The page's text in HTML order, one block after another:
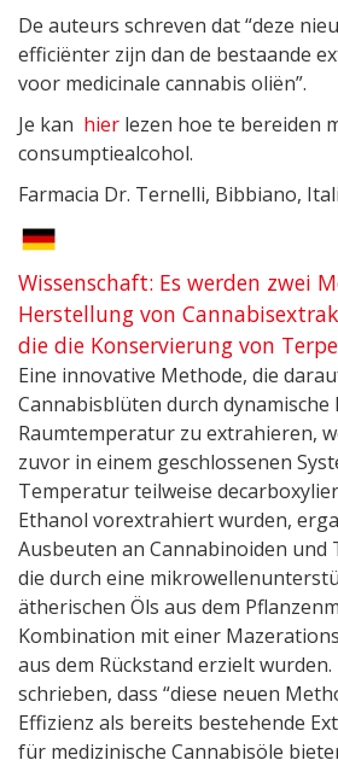
De auteurs schreven dat “deze
efficiënter zijn dan de bestaande
voor medicinale cannabis oliën”.
Je kan hier lezen hoe te bereiden
consumptiealcohol.
Farmacia Dr. Ternelli, Bibbiano,
Wissenschaft: Es werden zwei
Herstellung von
die die Konservierung von
Eine innovative Methode, die
Cannabisblüten durch
Raumtemperatur zu extrahieren,
zuvor in einem geschlossenen
Temperatur teilweise
Ethanol vorextrahiert wurden,
Ausbeuten an Cannabinoiden und
die durch eine
ätherischen Öls aus dem
Kombination mit einer
aus dem Rückstand erzielt
schrieben, dass “diese neuen
Effizienz als bereits bestehende
für medizinische Cannabisöle